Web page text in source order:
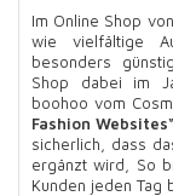
Im Online Shop von
wie vielfältige
besonders
Shop dabei im
boohoo vom
Fashion Websites“
sicherlich, dass
ergänzt wird, So
Kunden jeden Tag